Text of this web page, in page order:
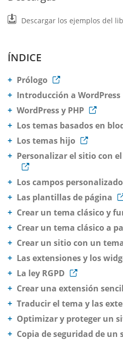
Descargar los ejemplos del
ÍNDICE
Prólogo
Introducción a WordPress
WordPress y PHP
Los temas basados en
Los temas hijo
Personalizar el sitio con
Los campos
Las plantillas de página
Crear un tema clásico y
Crear un tema clásico a
Crear un sitio con un
Las extensiones y los
La ley RGPD
Crear una extensión
Traducir el tema y las
Optimizar y proteger un
Copia de seguridad de un